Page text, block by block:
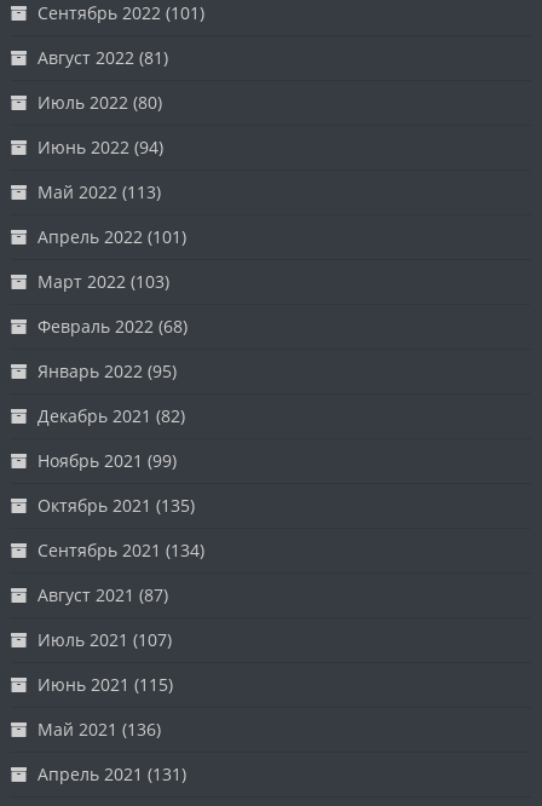
Сентябрь 2022 (101)
Август 2022 (81)
Июль 2022 (80)
Июнь 2022 (94)
Май 2022 (113)
Апрель 2022 (101)
Март 2022 (103)
Февраль 2022 (68)
Январь 2022 (95)
Декабрь 2021 (82)
Ноябрь 2021 (99)
Октябрь 2021 (135)
Сентябрь 2021 (134)
Август 2021 (87)
Июль 2021 (107)
Июнь 2021 (115)
Май 2021 (136)
Апрель 2021 (131)